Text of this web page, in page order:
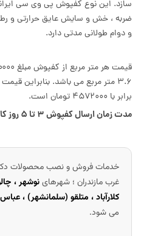
سازد. این نوع کفپوش پی وی سی
ضربه ، خش و سایش عایق حرارتی و
و دوام طولانی مدتی دارد.
برابر با ۴۵۷۲۰۰۰ تومان است.
مدت زمان ارسال کفپوش ۳ تا ۵ روز کاری می‌باشد.
خدمات فروش و نصب محصولات
غرب مازندران ؛ شهرهاینوشهر ،
کلارآباد ، متلقو (سلمانشهر) ،
می شود.